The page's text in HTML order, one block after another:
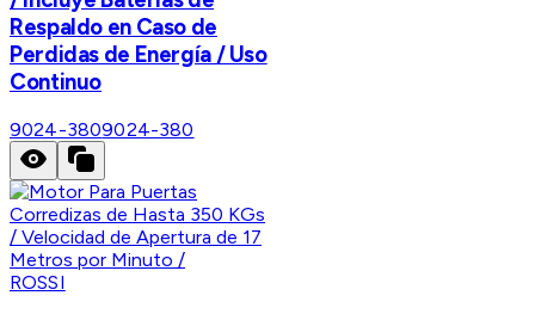
Respaldo en Caso de
Perdidas de Energía / Uso
Continuo
9024-3809024-380
ROSSI